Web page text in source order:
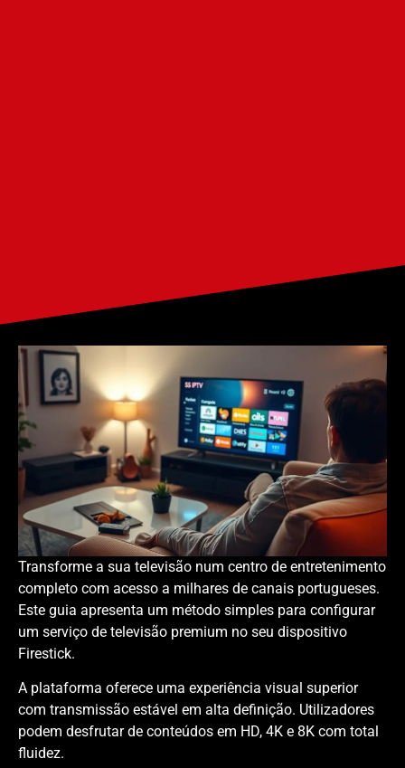
Transforme a sua televisão num centro de entretenimento
completo com acesso a milhares de canais portugueses.
Este guia apresenta um método simples para configurar
um serviço de televisão premium no seu dispositivo
Firestick.
A plataforma oferece uma experiência visual superior
com transmissão estável em alta definição. Utilizadores
podem desfrutar de conteúdos em HD, 4K e 8K com total
fluidez.